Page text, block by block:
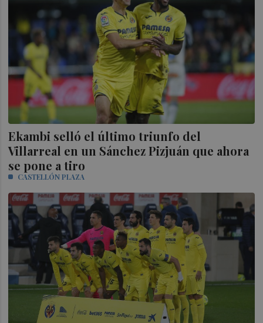
Ekambi selló el último triunfo del
Villarreal en un Sánchez Pizjuán que ahora
se pone a tiro
CASTELLÓN PLAZA